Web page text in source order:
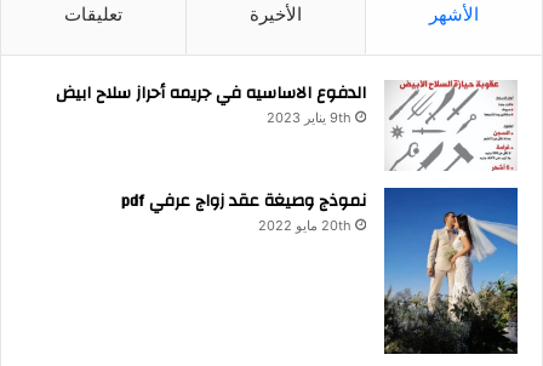
الأشهر الأخيرة تعليقات
الدفوع الاساسيه في جريمه أحراز سلاح ابيض
9th يناير 2023
نموذج وصيغة عقد زواج عرفي pdf
20th مايو 2022